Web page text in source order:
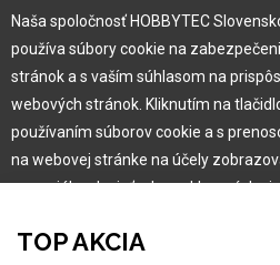
Pre zákazníka
Garancia najlepšej ceny
Užívateľský manuál
Reklamácia
TOP AKCIA
Naša spoločnosť HOBBYTEC
používa súbory cookie na
stránok a s vaším súhlasom na
webových stránok. Kliknutím na
používaním súborov cookie a s
na webovej stránke na účely
na sociálnych sieťach a reklamných
Viac informácií